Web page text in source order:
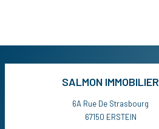
SALMON IMMOBILIER
6A Rue De Strasbourg
67150 ERSTEIN